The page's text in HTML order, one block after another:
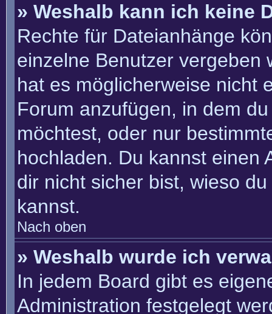
» Weshalb kann ich keine
Rechte für Dateianhänge
einzelne Benutzer vergeben
hat es möglicherweise nicht
Forum anzufügen, in dem
möchtest, oder nur
hochladen. Du kannst einen
dir nicht sicher bist, wieso
kannst.
Nach oben
» Weshalb wurde ich
In jedem Board gibt es
Administration festgelegt